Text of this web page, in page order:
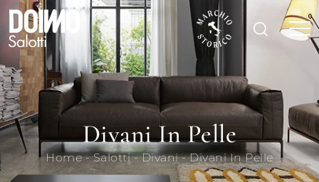
Divani In Pelle
Home-Salotti-Divani-Divani In Pelle